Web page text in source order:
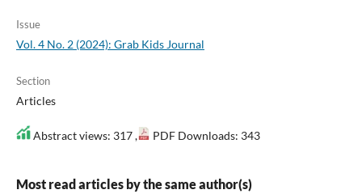
Issue
Vol. 4 No. 2 (2024): Grab Kids Journal
Section
Articles
Abstract views: 317 , PDF Downloads: 343
Most read articles by the same author(s)